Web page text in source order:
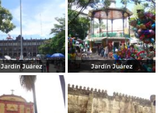
Jardín Juárez Jardín Juárez